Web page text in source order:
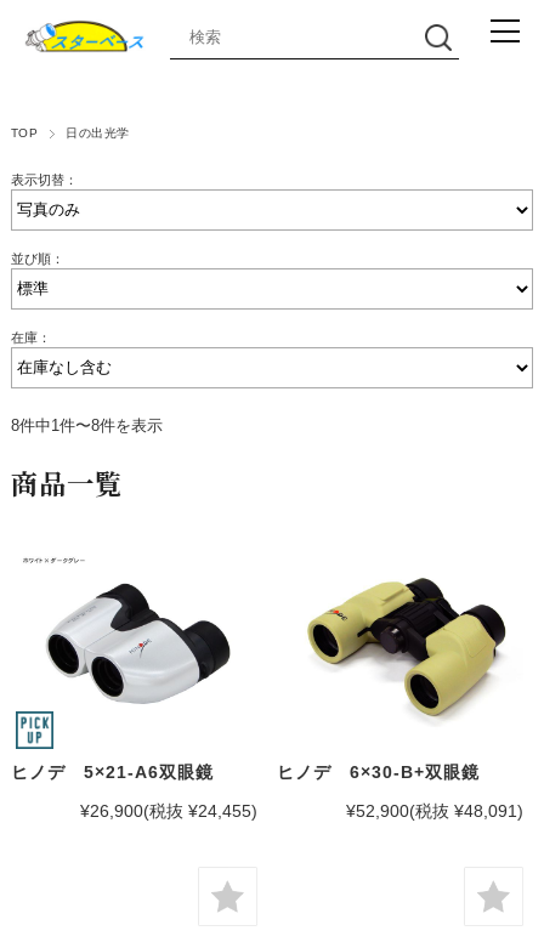
TOP 日の出光学
表示切替：
並び順：
在庫：
8件中1件〜8件を表示
商品一覧
ヒノデ 5×21-A6双眼鏡
¥26,900(税抜 ¥24,455)
ヒノデ 6×30-B+双眼鏡
¥52,900(税抜 ¥48,091)